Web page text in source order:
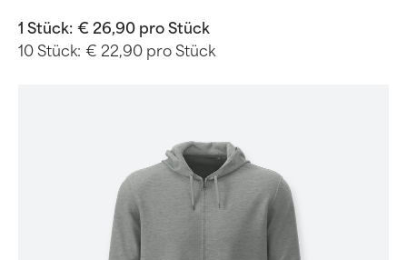
1 Stück: € 26,90 pro Stück
10 Stück: € 22,90 pro Stück